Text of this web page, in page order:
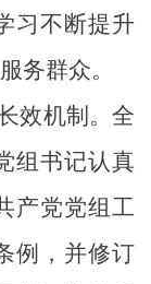
习不断提升
务群众。
效机制。 全
组书记认真
产党党组工
例，并修订